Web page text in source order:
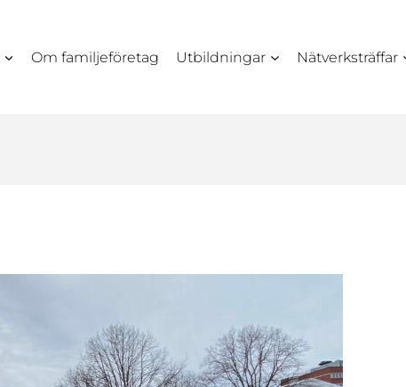
Om familjeföretag Utbildningar Nätverksträffar